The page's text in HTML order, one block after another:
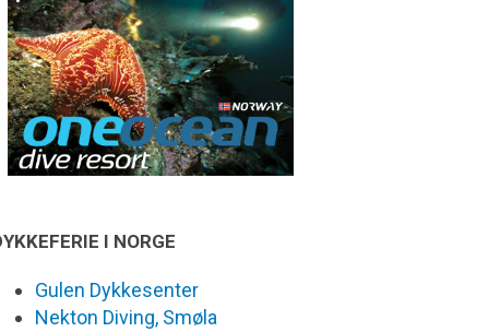
I NORGE
Gulen Dykkesenter
Nekton Diving, Smøla